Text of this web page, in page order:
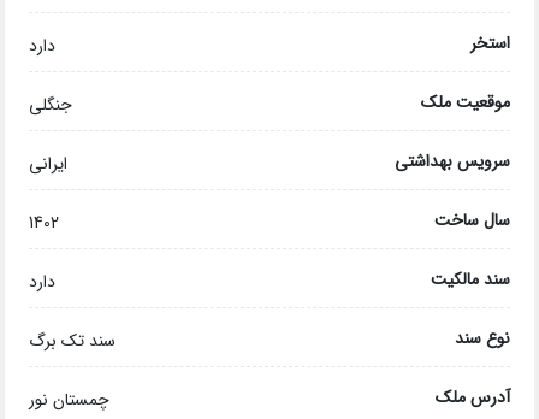
استخر دارد
موقعیت ملک جنگلی
سرویس بهداشتی ایرانی
سال ساخت 1402
سند مالکیت دارد
نوع سند سند تک برگ
آدرس ملک چمستان نور